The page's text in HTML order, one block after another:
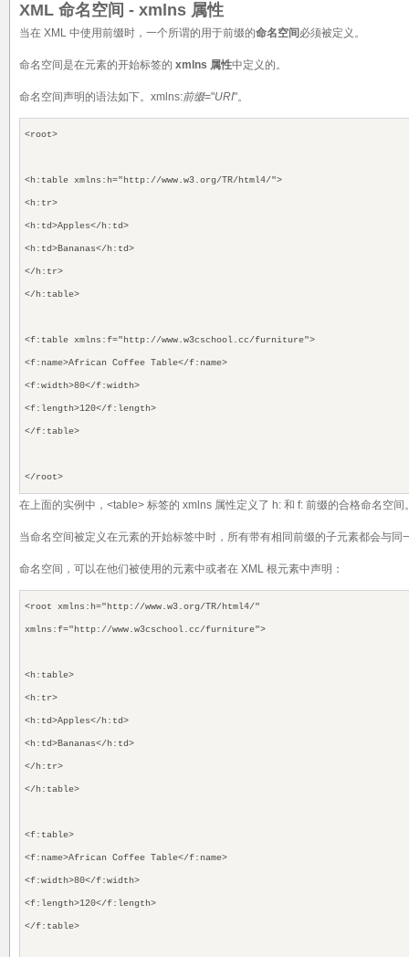
XML 命名空间 - xmlns 属性
当在 XML 中使用前缀时，一个所谓的用于前缀的命名空间 必须被定义。
命名空间是在元素的开始标签的 xmlns 属性中定义的。
命名空间声明的语法如下。xmlns:前缀="URI"。
<root>
<h:table xmlns:h="http://www.w3.org/TR/html4/">
<h:tr>
<h:td>Apples</h:td>
<h:td>Bananas</h:td>
</h:tr>
</h:table>
<f:table xmlns:f="http://www.w3cschool.cc/furniture">
<f:name>African Coffee Table</f:name>
<f:width>80</f:width>
<f:length>120</f:length>
</f:table>
</root>
在上面的实例中，<table> 标签的 xmlns 属性定义了 h: 和 f: 前缀的合格命名空间。
当命名空间被定义在元素的开始标签中时，所有带有相同前缀的子元素都会与同
命名空间，可以在他们被使用的元素中或者在 XML 根元素中声明：
<root xmlns:h="http://www.w3.org/TR/html4/"
xmlns:f="http://www.w3cschool.cc/furniture">
<h:table>
<h:tr>
<h:td>Apples</h:td>
<h:td>Bananas</h:td>
</h:tr>
</h:table>
<f:table>
<f:name>African Coffee Table</f:name>
<f:width>80</f:width>
<f:length>120</f:length>
</f:table>